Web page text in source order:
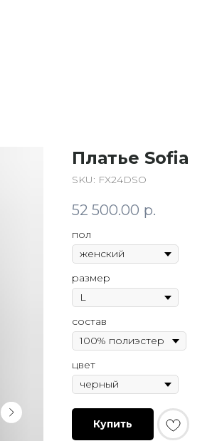
Платье Sofia
SKU: FX24DSO
52 500.00 р.
пол
размер
состав
цвет
Купить